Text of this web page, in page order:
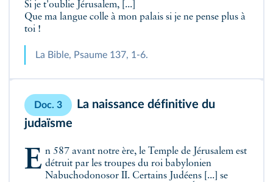
Si je t'oublie Jérusalem, [...]
Que ma langue colle à mon palais si je ne pense plus à
toi !
La Bible, Psaume 137, 1-6.
Doc. 3
La naissance définitive du
judaïsme
En 587 avant notre ère, le Temple de Jérusalem est détruit par les troupes du roi babylonien
Nabuchodonosor II. Certains Judéens [...] se